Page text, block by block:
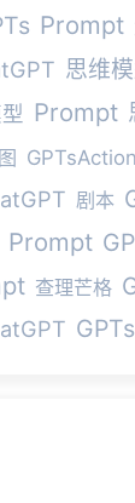
Prompt
思维
Prompt
GPTsAction
剧本
Prompt
查理芒格
GPTs